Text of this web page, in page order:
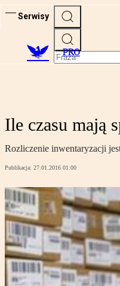
Serwisy
PRO
Ile czasu mają
Rozliczenie inwentaryzacji
Publikacja: 27.01.2016 01:00